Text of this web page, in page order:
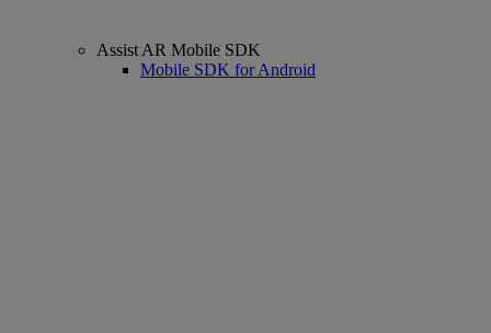
Assist AR Mobile SDK
Mobile SDK for Android